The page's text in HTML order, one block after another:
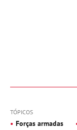
TÓPICOS
Forças armadas